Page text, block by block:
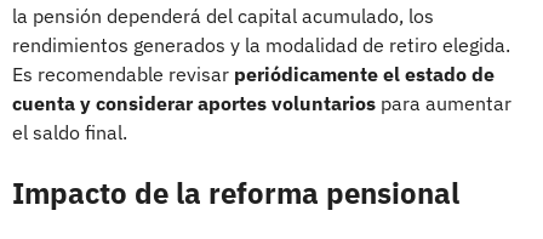
la pensión dependerá del capital acumulado, los
rendimientos generados y la modalidad de retiro elegida.
Es recomendable revisar periódicamente el estado de
cuenta y considerar aportes voluntarios para aumentar
el saldo final.
Impacto de la reforma pensional